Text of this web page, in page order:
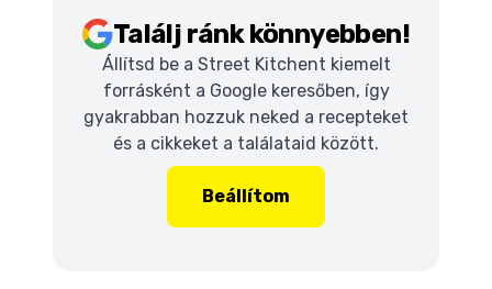
Találj ránk könnyebben!
Állítsd be a Street Kitchent kiemelt
forrásként a Google keresőben, így
gyakrabban hozzuk neked a recepteket
és a cikkeket a találataid között.
Beállítom